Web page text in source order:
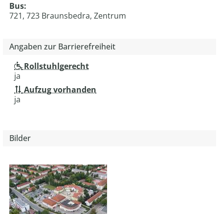
Bus:
721, 723 Braunsbedra, Zentrum
Angaben zur Barrierefreiheit
Rollstuhlgerecht
ja
Aufzug vorhanden
ja
Bilder